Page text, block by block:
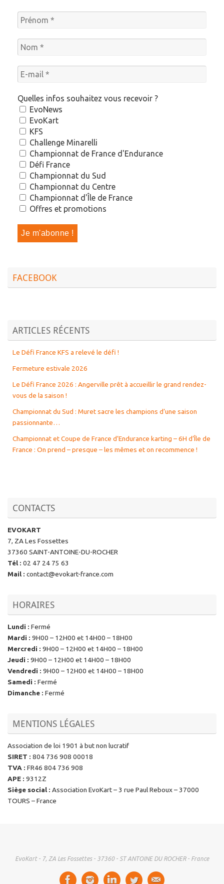
Quelles infos souhaitez vous recevoir ?
EvoNews
EvoKart
KFS
Challenge Minarelli
Championnat de France d'Endurance
Défi France
Championnat du Sud
Championnat du Centre
Championnat d'Île de France
Offres et promotions
FACEBOOK
ARTICLES RÉCENTS
Le Défi France KFS a relevé le défi !
Fermeture estivale 2026
Le Défi France 2026 : Angerville prêt à accueillir le grand rendez-
vous de la saison !
Championnat du Sud : Muret sacre les champions d’une saison
passionnante…
Championnat et Coupe de France d’Endurance karting – 6H d’Île de
France : On prend – presque – les mêmes et on recommence !
CONTACTS
EVOKART
7, ZA Les Fossettes
37360 SAINT-ANTOINE-DU-ROCHER
Tél : 02 47 24 75 63
Mail : contact@evokart-france.com
HORAIRES
Lundi : Fermé
Mardi : 9H00 – 12H00 et 14H00 – 18H00
Mercredi : 9H00 – 12H00 et 14H00 – 18H00
Jeudi : 9H00 – 12H00 et 14H00 – 18H00
Vendredi : 9H00 – 12H00 et 14H00 – 18H00
Samedi : Fermé
Dimanche : Fermé
MENTIONS LÉGALES
Association de loi 1901 à but non lucratif
SIRET : 804 736 908 00018
TVA : FR46 804 736 908
APE : 9312Z
Siège social : Association EvoKart – 3 rue Paul Reboux – 37000
TOURS – France
EvoKart - 7, ZA Les Fossettes - 37360 - ST ANTOINE DU ROCHER - France